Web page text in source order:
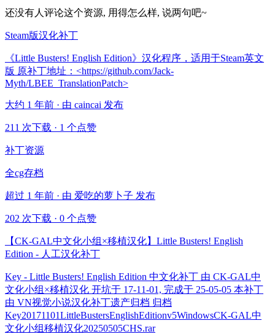
还没有人评论这个资源, 用得怎么样, 说两句吧~
Steam版汉化补丁
《Little Busters! English Edition》汉化程序，适用于Steam英文
版 原补丁地址：<https://github.com/Jack-
Myth/LBEE_TranslationPatch>
大约 1 年前 · 由 caincai 发布
211 次下载 · 1 个点赞
补丁资源
全cg存档
超过 1 年前 · 由 爱吃的萝卜子 发布
202 次下载 · 0 个点赞
【CK-GAL中文化小组×移植汉化】Little Busters! English
Edition - 人工汉化补丁
Key - Little Busters! English Edition 中文化补丁 由 CK-GAL中
文化小组×移植汉化 开坑于 17-11-01, 完成于 25-05-05 本补丁
由 VN视觉小说汉化补丁遗产归档 归档
Key20171101LittleBustersEnglishEditionv5WindowsCK-GAL中
文化小组移植汉化20250505CHS.rar